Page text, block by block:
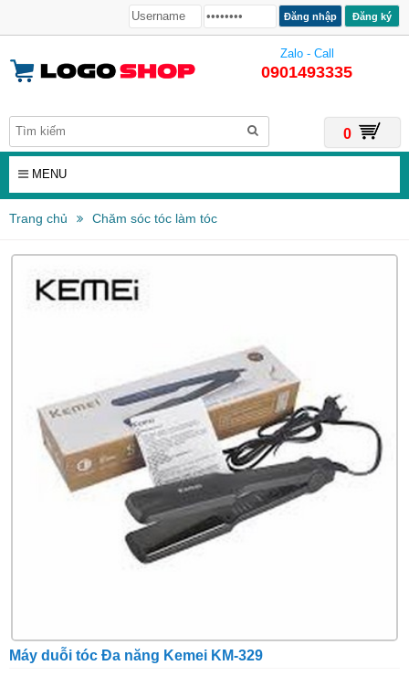
Đăng ký
Zalo - Call
0901493335
0
MENU
Trang chủ Chăm sóc tóc làm tóc
Máy duỗi tóc Đa năng Kemei KM-329